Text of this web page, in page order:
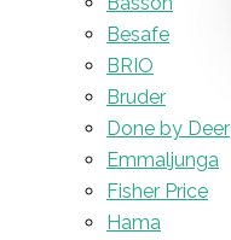
Besafe
BRIO
Bruder
Done by Deer
Emmaljunga
Fisher Price
Hama